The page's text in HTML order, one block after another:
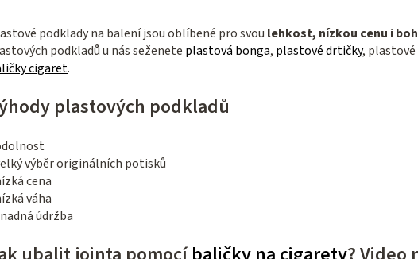
podklady na balení jsou oblíbené pro svou lehkost, nízkou cenu i
podkladů u nás seženete plastová bonga, plastové drtičky, plastové
cigaret.
plastových podkladů
výběr originálních potisků
cena
váha
údržba